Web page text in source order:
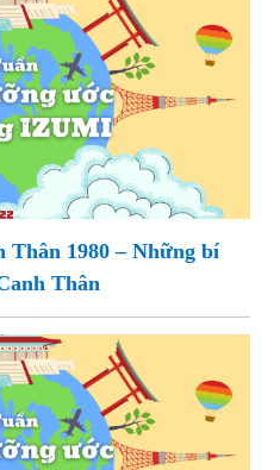
1980 – Những bí
Thân